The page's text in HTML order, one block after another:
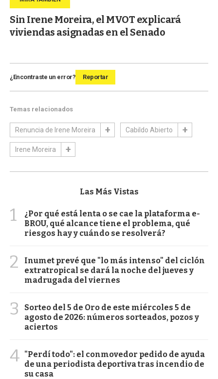
Sin Irene Moreira, el MVOT explicará
viviendas asignadas en el Senado
¿Encontraste un error? Reportar
Temas relacionados
Renuncia de Irene Moreira Cabildo Abierto
Irene Moreira
Las Más Vistas
1
¿Por qué está lenta o se cae la plataforma e-
BROU, qué alcance tiene el problema, qué
riesgos hay y cuándo se resolverá?
2
Inumet prevé que "lo más intenso" del ciclón
extratropical se dará la noche del jueves y
madrugada del viernes
3
Sorteo del 5 de Oro de este miércoles 5 de
agosto de 2026: números sorteados, pozos y
aciertos
4 "Perdí todo": el conmovedor pedido de ayuda
de una periodista deportiva tras incendio de
su casa